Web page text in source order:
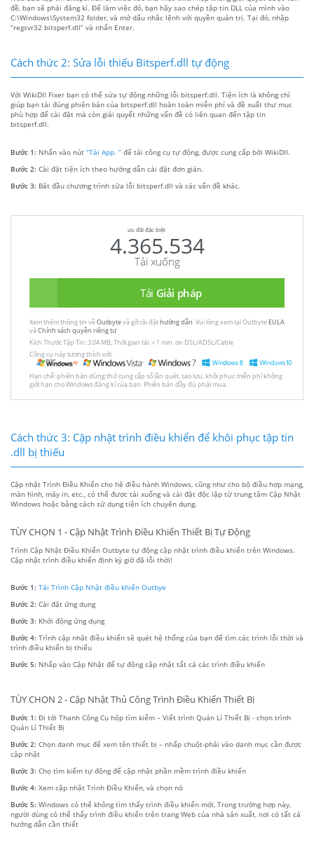
đề, bạn sẽ phải đăng kí. Để làm việc đó, bạn hãy sao chép tập tin DLL của mình vào
C:\Windows\System32 folder, và mở dấu nhắc lệnh với quyền quản trị. Tại đó, nhập
“regsvr32 bitsperf.dll” và nhấn Enter.
Cách thức 2: Sửa lỗi thiếu Bitsperf.dll tự động
Với WikiDll Fixer bạn có thể sửa tự động những lỗi bitsperf.dll. Tiện ích là không chỉ
giúp bạn tải đúng phiên bản của bitsperf.dll hoàn toàn miễn phí và đề xuất thư mục
phù hợp để cài đặt mà còn giải quyết những vấn đề có liên quan đến tập tin
bitsperf.dll.
Bước 1: Nhấn vào nút “Tải App. ” để tải công cụ tự động, được cung cấp bởi WikiDll.
Bước 2: Cài đặt tiện ích theo hướng dẫn cài đặt đơn giản.
Bước 3: Bắt đầu chương trình sửa lỗi bitsperf.dll và các vấn đề khác.
ưu đãi đặc biệt
4.365.534
Tải xuống
Tải Giải pháp
Xem thêm thông tin vềOutbytevà gỡ cài đặthướng dẫn. Vui lòng xem tại Outbyte EULA
vàChính sách quyền riêng tư
Kích Thước Tập Tin: 3.04 MB, Thời gian tải: < 1 min. on DSL/ADSL/Cable
Công cụ này tương thích với:
Hạn chế: phiên bản dùng thử cung cấp số lần quét, sao lưu, khôi phục miễn phí không
giới hạn cho Windows đăng kí của bạn. Phiên bản đầy đủ phải mua.
Cách thức 3: Cập nhật trình điều khiển để khôi phục tập tin
.dll bị thiếu
Cập nhật Trình Điều Khiển cho hệ điều hành Windows, cũng như cho bộ điều hợp mạng,
màn hình, máy in, etc., có thể được tải xuống và cài đặt độc lập từ trung tâm Cập Nhật
Windows hoặc bằng cách sử dụng tiện ích chuyên dụng.
TÙY CHỌN 1 - Cập Nhật Trình Điều Khiển Thiết Bị Tự Động
Trình Cập Nhật Điều Khiển Outbyte tự động cập nhật trình điều khiển trên Windows.
Cập nhật trình điều khiển định kỳ giờ đã lỗi thời!
Bước 1: Tải Trình Cập Nhật điều khiển Outbye
Bước 2: Cài đặt ứng dụng
Bước 3: Khởi động ứng dụng
Bước 4: Trình cập nhật điều khiển sẽ quét hệ thống của bạn để tìm các trình lỗi thời và
trình điều khiển bị thiếu
Bước 5: Nhấp vào Cập Nhật để tự động cập nhật tất cả các trình điều khiển
TÙY CHỌN 2 - Cập Nhật Thủ Công Trình Điều Khiển Thiết Bị
Bước 1: Đi tới Thanh Công Cụ hộp tìm kiếm – Viết trình Quản Lí Thiết Bị - chọn trình
Quản Lí Thiết Bị
Bước 2: Chọn danh mục để xem tên thiết bị – nhấp chuột-phải vào danh mục cần được
cập nhật
Bước 3: Chọ tìm kiếm tự động để cập nhật phần mềm trình điều khiển
Bước 4: Xem cập nhật Trình Điều Khiển, và chọn nó
Bước 5: Windows có thể không tìm thấy trình điều khiển mới, Trong trường hợp này,
người dùng có thể thấy trình điều khiển trên trang Web của nhà sản xuất, nơi có tất cả
hướng dẫn cần thiết